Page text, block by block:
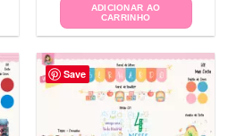
ADICIONAR AO
CARRINHO
Save